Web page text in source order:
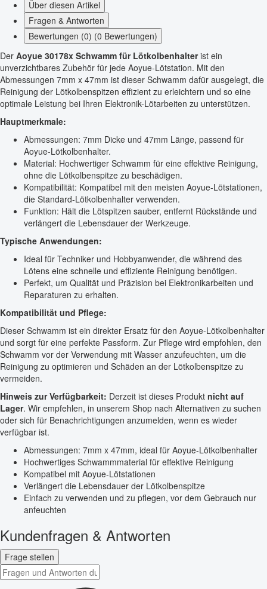
Über diesen Artikel
Fragen & Antworten
Bewertungen (0) (0 Bewertungen)
Der Aoyue 30178x Schwamm für Lötkolbenhalterist ein
unverzichtbares Zubehör für jede Aoyue-Lötstation. Mit den
Abmessungen 7mm x 47mm ist dieser Schwamm dafür ausgelegt, die
Reinigung der Lötkolbenspitzen effizient zu erleichtern und so eine
optimale Leistung bei Ihren Elektronik-Lötarbeiten zu unterstützen.
Hauptmerkmale:
Abmessungen: 7mm Dicke und 47mm Länge, passend für
Aoyue-Lötkolbenhalter.
Material: Hochwertiger Schwamm für eine effektive Reinigung,
ohne die Lötkolbenspitze zu beschädigen.
Kompatibilität: Kompatibel mit den meisten Aoyue-Lötstationen,
die Standard-Lötkolbenhalter verwenden.
Funktion: Hält die Lötspitzen sauber, entfernt Rückstände und
verlängert die Lebensdauer der Werkzeuge.
Typische Anwendungen:
Ideal für Techniker und Hobbyanwender, die während des
Lötens eine schnelle und effiziente Reinigung benötigen.
Perfekt, um Qualität und Präzision bei Elektronikarbeiten und
Reparaturen zu erhalten.
Kompatibilität und Pflege:
Dieser Schwamm ist ein direkter Ersatz für den Aoyue-Lötkolbenhalter
und sorgt für eine perfekte Passform. Zur Pflege wird empfohlen, den
Schwamm vor der Verwendung mit Wasser anzufeuchten, um die
Reinigung zu optimieren und Schäden an der Lötkolbenspitze zu
vermeiden.
Hinweis zur Verfügbarkeit: Derzeit ist dieses Produkt nicht auf
Lager. Wir empfehlen, in unserem Shop nach Alternativen zu suchen
oder sich für Benachrichtigungen anzumelden, wenn es wieder
verfügbar ist.
Abmessungen: 7mm x 47mm, ideal für Aoyue-Lötkolbenhalter
Hochwertiges Schwammmaterial für effektive Reinigung
Kompatibel mit Aoyue-Lötstationen
Verlängert die Lebensdauer der Lötkolbenspitze
Einfach zu verwenden und zu pflegen, vor dem Gebrauch nur
anfeuchten
Kundenfragen & Antworten
Frage stellen